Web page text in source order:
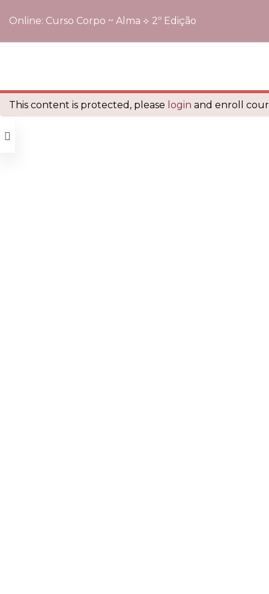
Início Cursos Online: Curso Corpo ~ Alma ⟡ 2º Edição
Online: Curso Corpo ~ Alma ⟡ 2º Edição
This content is protected, please login and enroll